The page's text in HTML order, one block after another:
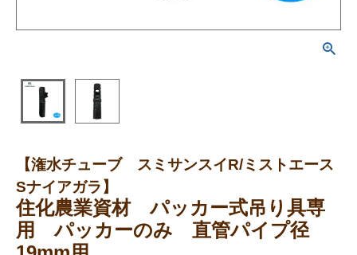
【潅水チューブ スミサンスイR/ミストエース
Sナイアガラ】
住化農業資材 パッカー式吊り具専
用 パッカーのみ 直管パイプ径